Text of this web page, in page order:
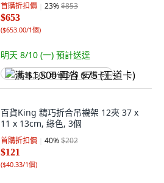
首購折扣價 23%$853
$653
($653.00/1個)
明天 8/10 (一) 預計送達
满 $1,500 再省 $75 (王道卡)
百貨King 精巧折合吊襪架 12夾 37 x
11 x 13cm, 綠色, 3個
首購折扣價 40%$202
$121
($40.33/1個)